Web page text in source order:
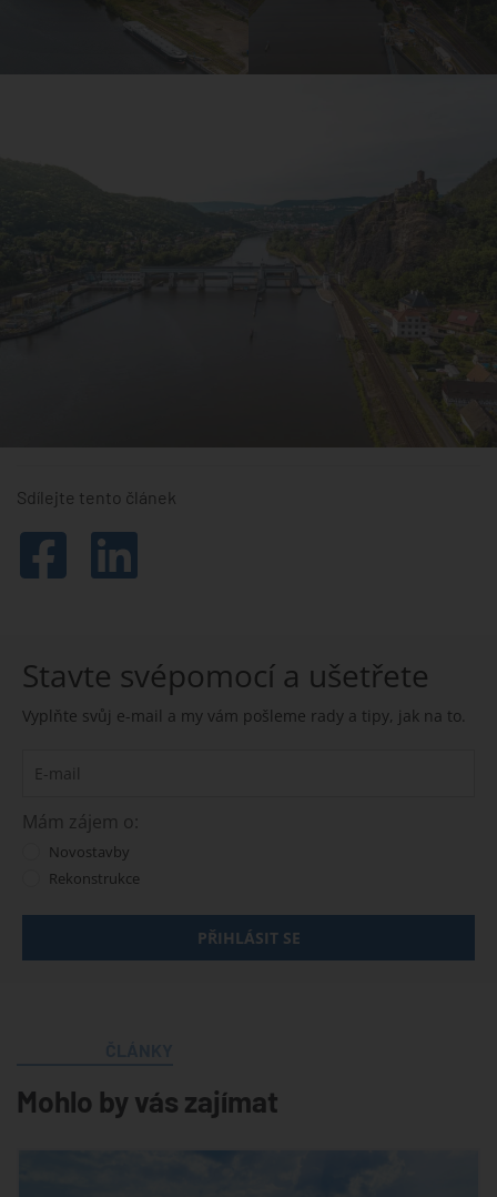
Sdílejte tento článek
Stavte svépomocí a ušetřete
Vyplňte svůj e-mail a my vám pošleme rady a tipy, jak na to.
Mám zájem o:
Novostavby
Rekonstrukce
PŘIHLÁSIT SE
Mohlo by vás zajímat